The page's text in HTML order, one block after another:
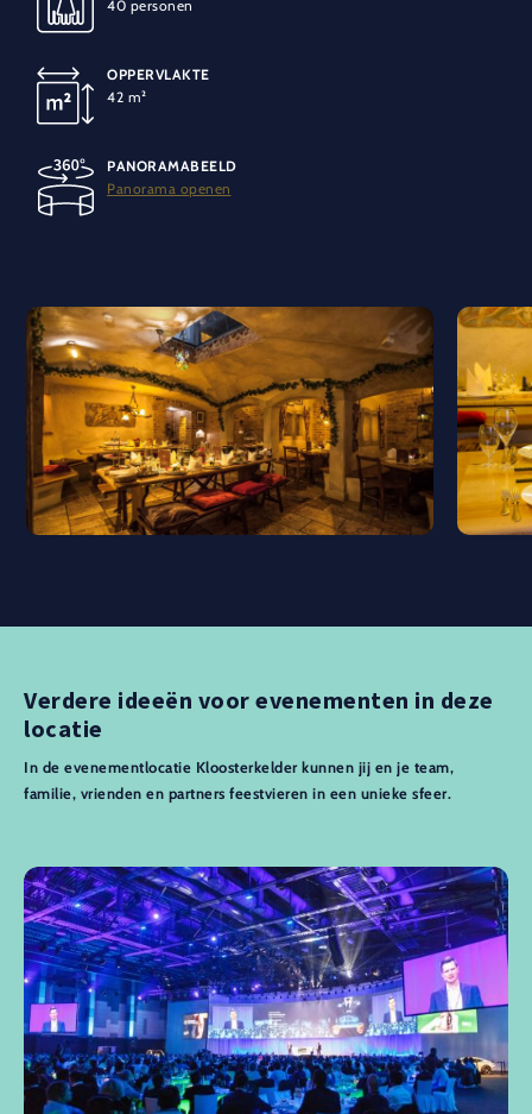
40 personen
OPPERVLAKTE
42 m²
PANORAMABEELD
Panorama openen
Geen daglicht
TECHNIEK
Wifi-aansluiting
Verdere ideeën voor evenementen in deze
locatie
In de evenementlocatie Kloosterkelder kunnen jij en je team,
familie, vrienden en partners feestvieren in een unieke sfeer.